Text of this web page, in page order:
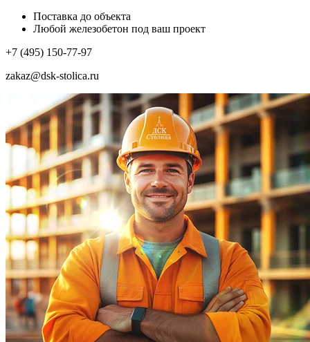
Поставка до объекта
Любой железобетон под ваш проект
+7 (495) 150-77-97
zakaz@dsk-stolica.ru